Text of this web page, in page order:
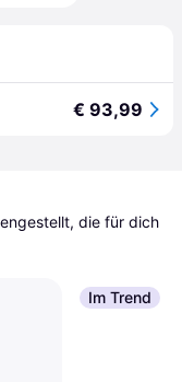
€ 93,99
die für dich
Im Trend